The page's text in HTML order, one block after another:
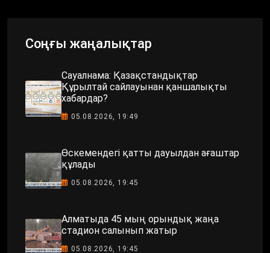
Соңғы жаңалықтар
Сауалнама: Қазақстандықтар
Құрылтай сайлауынан қаншалықты
хабардар?
05.08.2026, 19:49
Өскемендегі қатты дауылдан ағаштар
құлады
05.08.2026, 19:45
Алматыда 45 мың орындық жаңа
стадион салынып жатыр
05.08.2026, 19:45